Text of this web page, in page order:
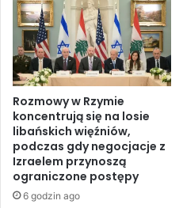
a
o
t
y
n
a
K
a
b
u
l
a
ę
t
y
s
i
ę
c
y
o
Rozmowy w Rzymie
koncentrują się na losie
libańskich więźniów,
podczas gdy negocjacje z
Izraelem przynoszą
ograniczone postępy
6 godzin ago